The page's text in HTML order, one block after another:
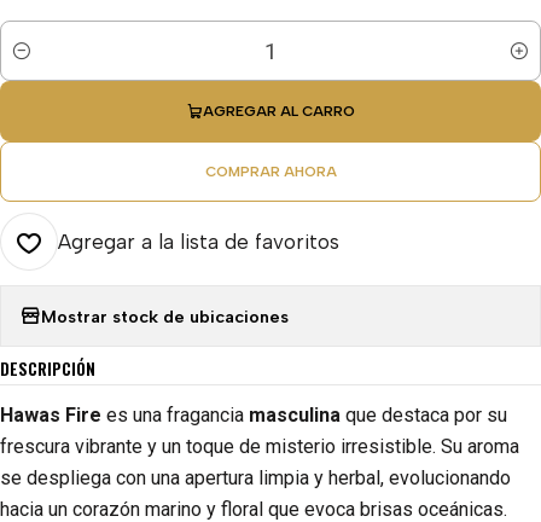
Cantidad
AGREGAR AL CARRO
COMPRAR AHORA
Agregar a la lista de favoritos
Mostrar stock de ubicaciones
DESCRIPCIÓN
Hawas Fire es una fragancia masculina que destaca por su
frescura vibrante y un toque de misterio irresistible. Su aroma
se despliega con una apertura limpia y herbal, evolucionando
hacia un corazón marino y floral que evoca brisas oceánicas.